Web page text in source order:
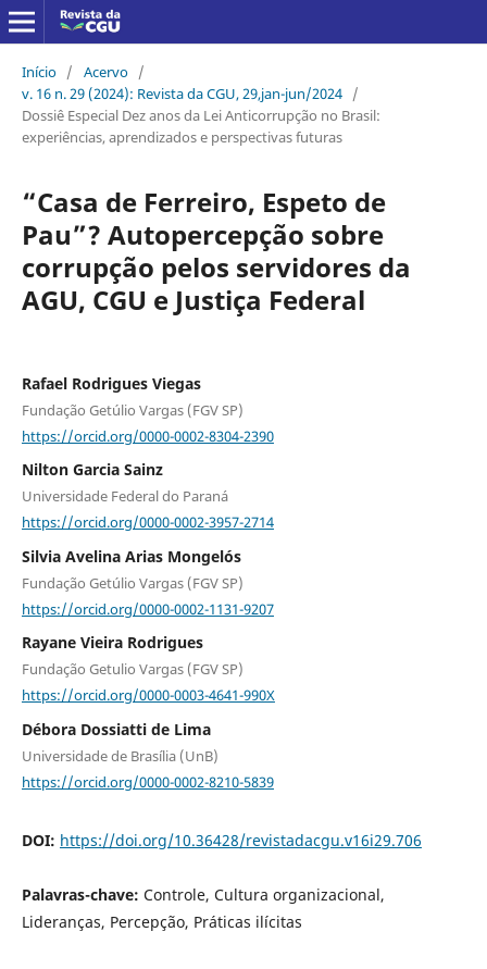
Início / Acervo /
v. 16 n. 29 (2024): Revista da CGU, 29,jan-jun/2024 /
Dossiê Especial Dez anos da Lei Anticorrupção no Brasil:
experiências, aprendizados e perspectivas futuras
“Casa de Ferreiro, Espeto de
Pau”? Autopercepção sobre
corrupção pelos servidores da
AGU, CGU e Justiça Federal
Rafael Rodrigues Viegas
Fundação Getúlio Vargas (FGV SP)
https://orcid.org/0000-0002-8304-2390
Nilton Garcia Sainz
Universidade Federal do Paraná
https://orcid.org/0000-0002-3957-2714
Silvia Avelina Arias Mongelós
Fundação Getúlio Vargas (FGV SP)
https://orcid.org/0000-0002-1131-9207
Rayane Vieira Rodrigues
Fundação Getulio Vargas (FGV SP)
https://orcid.org/0000-0003-4641-990X
Débora Dossiatti de Lima
Universidade de Brasília (UnB)
https://orcid.org/0000-0002-8210-5839
DOI: https://doi.org/10.36428/revistadacgu.v16i29.706
Palavras-chave: Controle, Cultura organizacional,
Lideranças, Percepção, Práticas ilícitas